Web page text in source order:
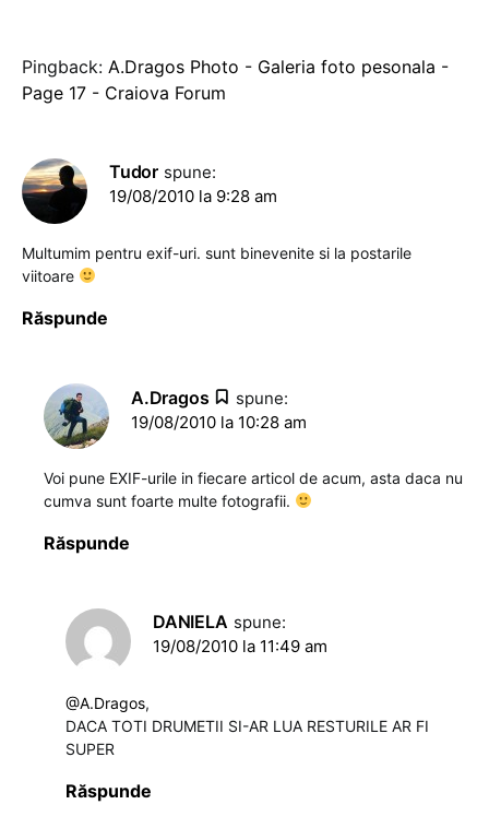
Pingback: A.Dragos Photo - Galeria foto pesonala -
Page 17 - Craiova Forum
Tudor spune:
19/08/2010 la 9:28 am
Multumim pentru exif-uri. sunt binevenite si la postarile
viitoare
Răspunde
A.Dragos
spune:
19/08/2010 la 10:28 am
Voi pune EXIF-urile in fiecare articol de acum, asta daca nu
cumva sunt foarte multe fotografii.
Răspunde
DANIELA spune:
19/08/2010 la 11:49 am
@A.Dragos,
DACA TOTI DRUMETII SI-AR LUA RESTURILE AR FI
SUPER
Răspunde